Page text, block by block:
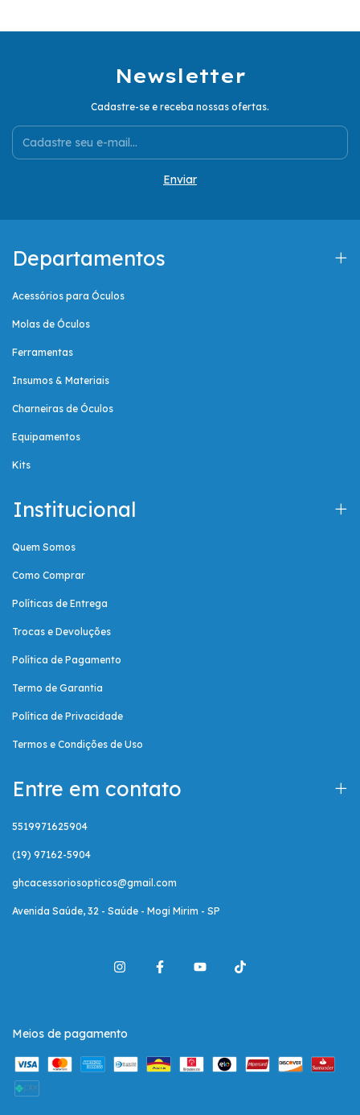
Newsletter
Cadastre-se e receba nossas ofertas.
Departamentos
Acessórios para Óculos
Molas de Óculos
Ferramentas
Insumos & Materiais
Charneiras de Óculos
Equipamentos
Kits
Institucional
Quem Somos
Como Comprar
Políticas de Entrega
Trocas e Devoluções
Política de Pagamento
Termo de Garantia
Política de Privacidade
Termos e Condições de Uso
Entre em contato
5519971625904
(19) 97162-5904
ghcacessoriosopticos@gmail.com
Avenida Saúde, 32 - Saúde - Mogi Mirim - SP
Meios de pagamento